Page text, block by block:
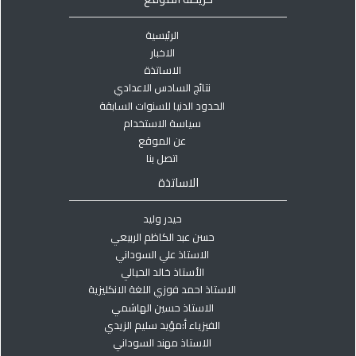
الرئيسية
الاخبار
الاساتذة
نتائج السادس الاعدادي
الحدود الدنيا للسنوات السابقة
سياسة الاستخدام
عن الموقع
اتصل بنا
الاساتذة
حيدر وليد
حسن عبد الكاظم الربيعي
الاستاذ علي السوداني
الأستاذ خالد الحيالي
الاستاذ احمد فوزي اللغة الانكليزية
الاستاذ حسين الهاشمي
الفيزياء أ:مؤيد سليم الزيدي
الاستاذ مهند السوداني